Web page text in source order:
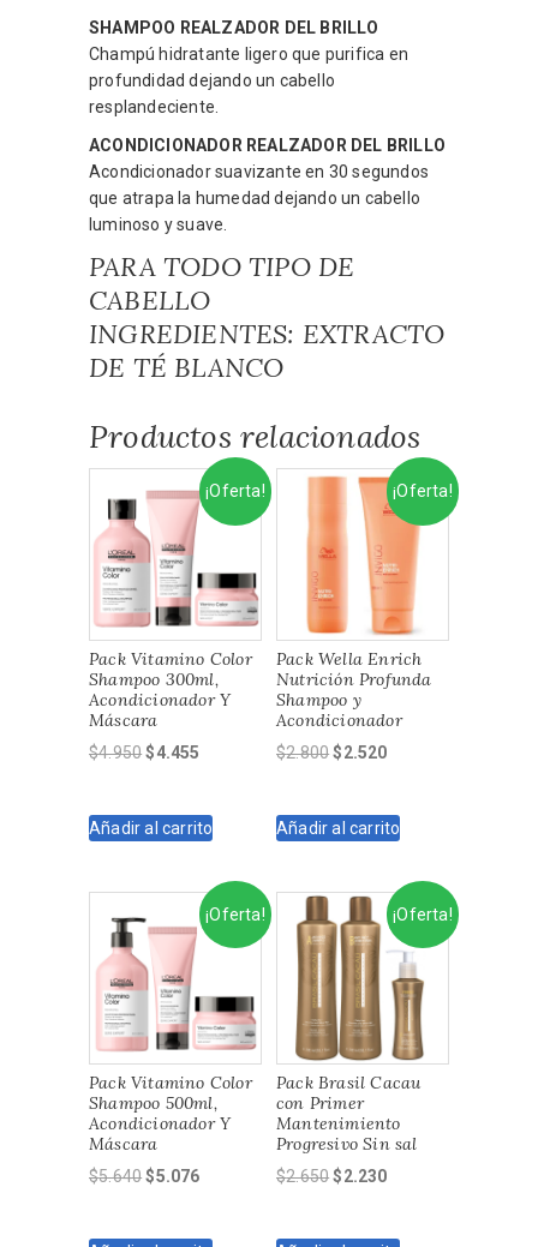
SHAMPOO REALZADOR DEL BRILLO
Champú hidratante ligero que purifica en
profundidad dejando un cabello
resplandeciente.
ACONDICIONADOR REALZADOR DEL BRILLO
Acondicionador suavizante en 30 segundos
que atrapa la humedad dejando un cabello
luminoso y suave.
PARA TODO TIPO DE
CABELLO
INGREDIENTES: EXTRACTO
DE TÉ BLANCO
Productos relacionados
¡Oferta!
Pack Vitamino Color
Shampoo 300ml,
Acondicionador Y
Máscara
$4.950El
era:
$4.455
es:
Añadir al carrito
¡Oferta!
Pack Wella Enrich
Nutrición Profunda
Shampoo y
Acondicionador
$2.800El
era:
$2.520El
es:
Añadir al carrito
¡Oferta!
Pack Vitamino Color
Shampoo 500ml,
Acondicionador Y
Máscara
$5.640El
$5.076El
¡Oferta!
Pack Brasil Cacau
con Primer
Mantenimiento
Progresivo Sin sal
$2.650El
$2.230El